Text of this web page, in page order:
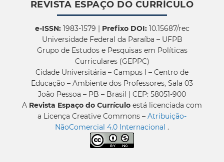
REVISTA ESPAÇO DO CURRÍCULO
e-ISSN:1983-1579 | Prefixo DOI:10.15687/rec
Universidade Federal da Paraíba – UFPB
Grupo de Estudos e Pesquisas em Políticas
Curriculares (GEPPC)
Cidade Universitária – Campus I – Centro de
Educação – Ambiente dos Professores, Sala 03
João Pessoa – PB – Brasil | CEP: 58051-900
A Revista Espaço do Currículo está licenciada com
a Licença Creative Commons – Atribuição-
NãoComercial 4.0 Internacional .